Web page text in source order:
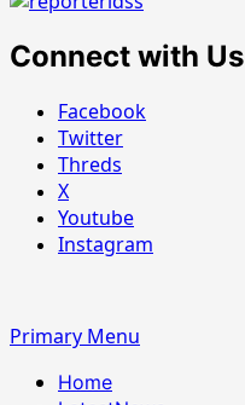
Connect with Us
Facebook
Twitter
Threds
X
Youtube
Instagram
Primary Menu
Home